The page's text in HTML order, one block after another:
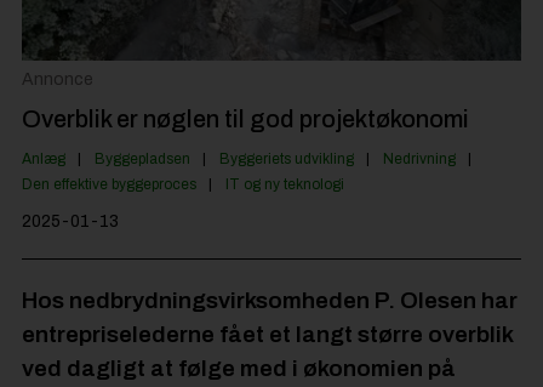
Partnere
Jobportal
Annonce
Overblik er nøglen til god projektøkonomi
Anlæg Byggepladsen Byggeriets udvikling
Nedrivning
Den effektive byggeproces
IT og ny teknologi
2025-01-13
Hos nedbrydningsvirksomheden P. Olesen har
entrepriselederne fået et langt større overblik
ved dagligt at følge med i økonomien på